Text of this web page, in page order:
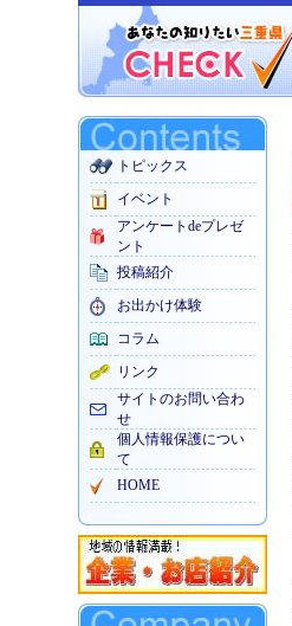
トピックス
イベント
アンケートdeプレゼ
ント
投稿紹介
お出かけ体験
コラム
リンク
サイトのお問い合わ
せ
個人情報保護につい
て
HOME